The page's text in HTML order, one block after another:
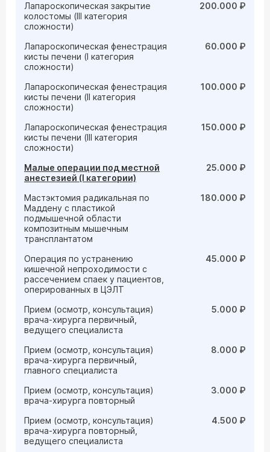
Лапароскопическая закрытие
колостомы (III категория
сложности)
200.000 ₽
Лапароскопическая фенестрация
кисты печени (I категория
сложности)
60.000 ₽
Лапароскопическая фенестрация
кисты печени (II категория
сложности)
100.000 ₽
Лапароскопическая фенестрация
кисты печени (III категория
сложности)
150.000 ₽
Малые операции под местной
анестезией (I категории)
25.000 ₽
Мастэктомия радикальная по
Маддену с пластикой
подмышечной области
композитным мышечным
трансплантатом
180.000 ₽
Операция по устранению
кишечной непроходимости с
рассечением спаек у пациентов,
оперированных в ЦЭЛТ
45.000 ₽
Прием (осмотр, консультация)
врача-хирурга первичный,
ведущего специалиста
5.000 ₽
Прием (осмотр, консультация)
врача-хирурга первичный,
главного специалиста
8.000 ₽
Прием (осмотр, консультация)
врача-хирурга повторный
3.000 ₽
Прием (осмотр, консультация)
врача-хирурга повторный,
ведущего специалиста
4.500 ₽